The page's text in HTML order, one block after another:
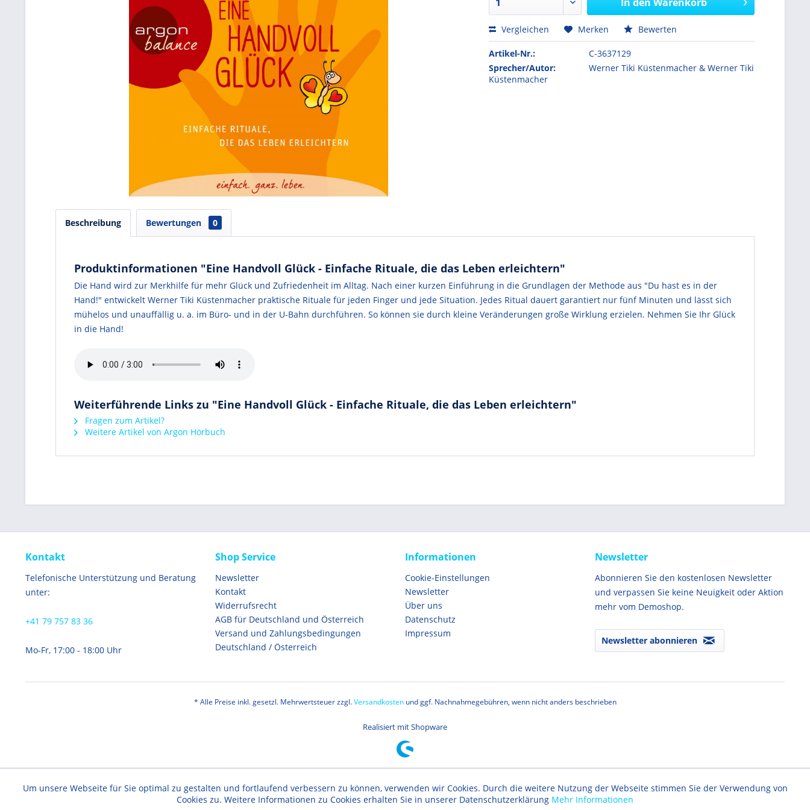
Vergleichen Merken Bewerten
Artikel-Nr.:
C-3637129
Sprecher/Autor:
Werner Tiki Küstenmacher & Werner Tiki
Küstenmacher
Beschreibung Bewertungen 0
Produktinformationen "Eine Handvoll Glück - Einfache Rituale, die das Leben erleichtern"
Die Hand wird zur Merkhilfe für mehr Glück und Zufriedenheit im Alltag. Nach einer kurzen Einführung in die Grundlagen der Methode aus "Du hast es in der
Hand!" entwickelt Werner Tiki Küstenmacher praktische Rituale für jeden Finger und jede Situation. Jedes Ritual dauert garantiert nur fünf Minuten und lässt sich
mühelos und unauffällig u. a. im Büro- und in der U-Bahn durchführen. So können sie durch kleine Veränderungen große Wirklung erzielen. Nehmen Sie Ihr Glück
in die Hand!
Weiterführende Links zu "Eine Handvoll Glück - Einfache Rituale, die das Leben erleichtern"
Fragen zum Artikel?
Weitere Artikel von Argon Hörbuch
Kontakt
Telefonische Unterstützung und Beratung
unter:
+41 79 757 83 36
Mo-Fr, 17:00 - 18:00 Uhr
Shop Service
Newsletter
Kontakt
Widerrufsrecht
AGB für Deutschland und Österreich
Versand und Zahlungsbedingungen
Deutschland / Österreich
Informationen
Cookie-Einstellungen
Newsletter
Über uns
Datenschutz
Impressum
Newsletter
Abonnieren Sie den kostenlosen Newsletter
und verpassen Sie keine Neuigkeit oder Aktion
mehr vom Demoshop.
Newsletter abonnieren
* Alle Preise inkl. gesetzl. Mehrwertsteuer zzgl.Versandkostenund ggf. Nachnahmegebühren, wenn nicht anders beschrieben
Realisiert mit Shopware
Um unsere Webseite für Sie optimal zu gestalten und fortlaufend verbessern zu können, verwenden wir Cookies. Durch die weitere Nutzung der Webseite stimmen Sie der Verwendung von
Cookies zu. Weitere Informationen zu Cookies erhalten Sie in unserer Datenschutzerklärung Mehr Informationen